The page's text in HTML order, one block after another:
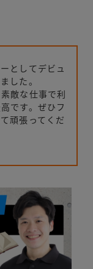
としてデビュ
した。
敵な仕事で利
です。ぜひフ
頑張ってくだ